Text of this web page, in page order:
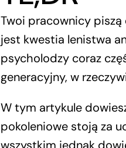
Twoi pracownicy piszą
jest kwestia lenistwa
psycholodzy coraz
generacyjny, w
W tym artykule
pokoleniowe stoją za